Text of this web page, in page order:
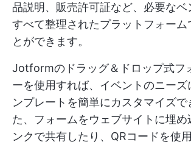
品説明、販売許可証など、必要なベ
すべて整理されたプラットフォーム
とができます。
Jotformのドラッグ＆ドロップ式フ
ーを使用すれば、イベントのニーズ
ンプレートを簡単にカスタマイズで
た、フォームをウェブサイトに埋め
ンクで共有したり、QRコードを使